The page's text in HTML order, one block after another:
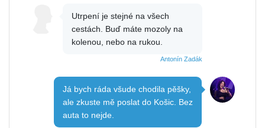
Utrpení je stejné na všech
cestách. Buď máte mozoly na
kolenou, nebo na rukou.
Antonín Zadák
Já bych ráda všude chodila pěšky,
ale zkuste mě poslat do Košic. Bez
auta to nejde.